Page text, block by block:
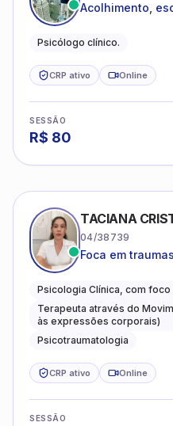
Acolhimento,
Psicólogo clínico.
CRP ativo Online
SESSÃO
R$ 80
TACIANA
04/38739
Foca em
Psicologia Clínica, com foco
Terapeuta através do
às expressões corporais)
Psicotraumatologia
CRP ativo Online
SESSÃO